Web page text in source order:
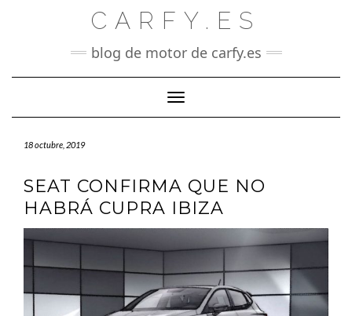
CARFY.ES
blog de motor de carfy.es
Cambiar modo de navegación
18 octubre, 2019
SEAT CONFIRMA QUE NO
HABRÁ CUPRA IBIZA